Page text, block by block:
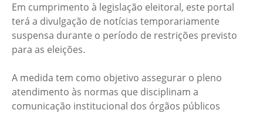
Em cumprimento à legislação eleitoral, este portal
terá a divulgação de notícias temporariamente
suspensa durante o período de restrições previsto
para as eleições.
A medida tem como objetivo assegurar o pleno
atendimento às normas que disciplinam a
comunicação institucional dos órgãos públicos